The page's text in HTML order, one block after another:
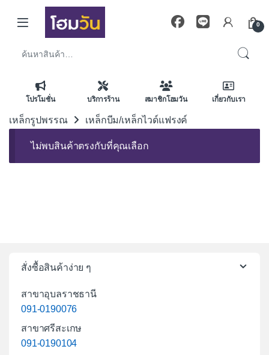
Skip to navigation
Skip to content
0
โปรโมชั่น บริการร้าน สมาชิกโฮมวัน เกี่ยวกับเรา
เหล็กรูปพรรณ เหล็กบีม/เหล็กไวด์แฟรงค์
ไม่พบสินค้าตรงกับที่คุณเลือก
สั่งซื้อสินค้าง่าย ๆ
สาขาอุบลราชธานี
091-0190076
สาขาศรีสะเกษ
091-0190104